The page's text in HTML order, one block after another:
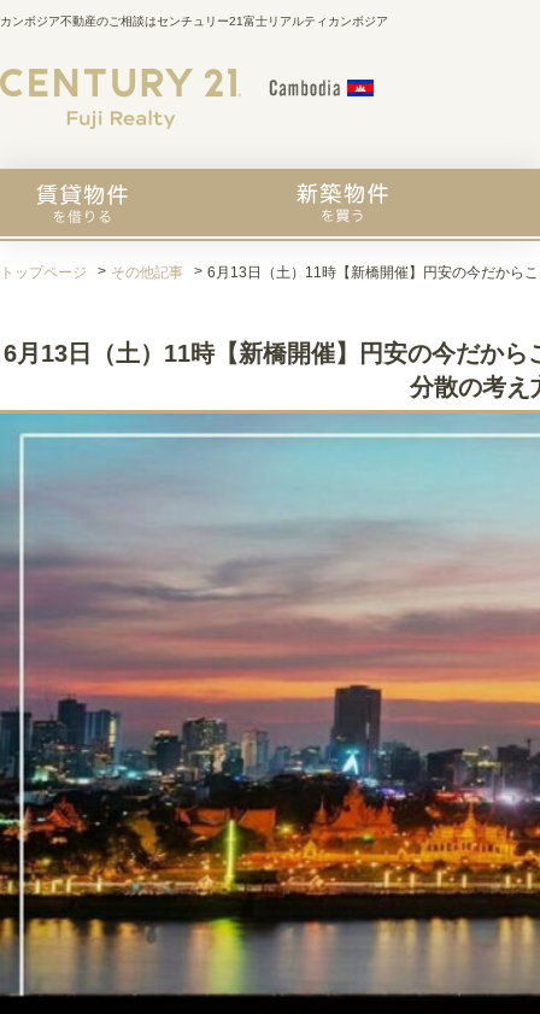
カンボジア不動産のご相談はセンチュリー21富士リアルティカンボジア
トップページ その他記事 6月13日（土）11時【新橋開催】円安の今だから
6月13日（土）11時【新橋開催】円安の今だか
分散の考